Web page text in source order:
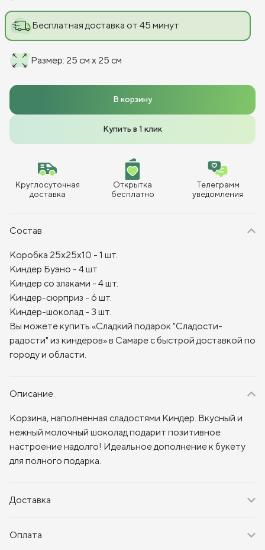
Бесплатная доставка от 45 минут
Размер: 25 см x 25 см
В корзину
Купить в 1 клик
Круглосуточная
доставка
Открытка
бесплатно
Телеграмм
уведомления
Состав
Коробка 25х25х10 - 1 шт.
Киндер Буэно - 4 шт.
Киндер со злаками - 4 шт.
Киндер-сюрприз - 6 шт.
Киндер-шоколад - 3 шт.
Вы можете купить «Сладкий подарок "Сладости-
радости" из киндеров» в Самаре с быстрой доставкой по
городу и области.
Описание
Корзина, наполненная сладостями Киндер. Вкусный и
нежный молочный шоколад подарит позитивное
настроение надолго! Идеальное дополнение к букету
для полного подарка.
Доставка
Оплата